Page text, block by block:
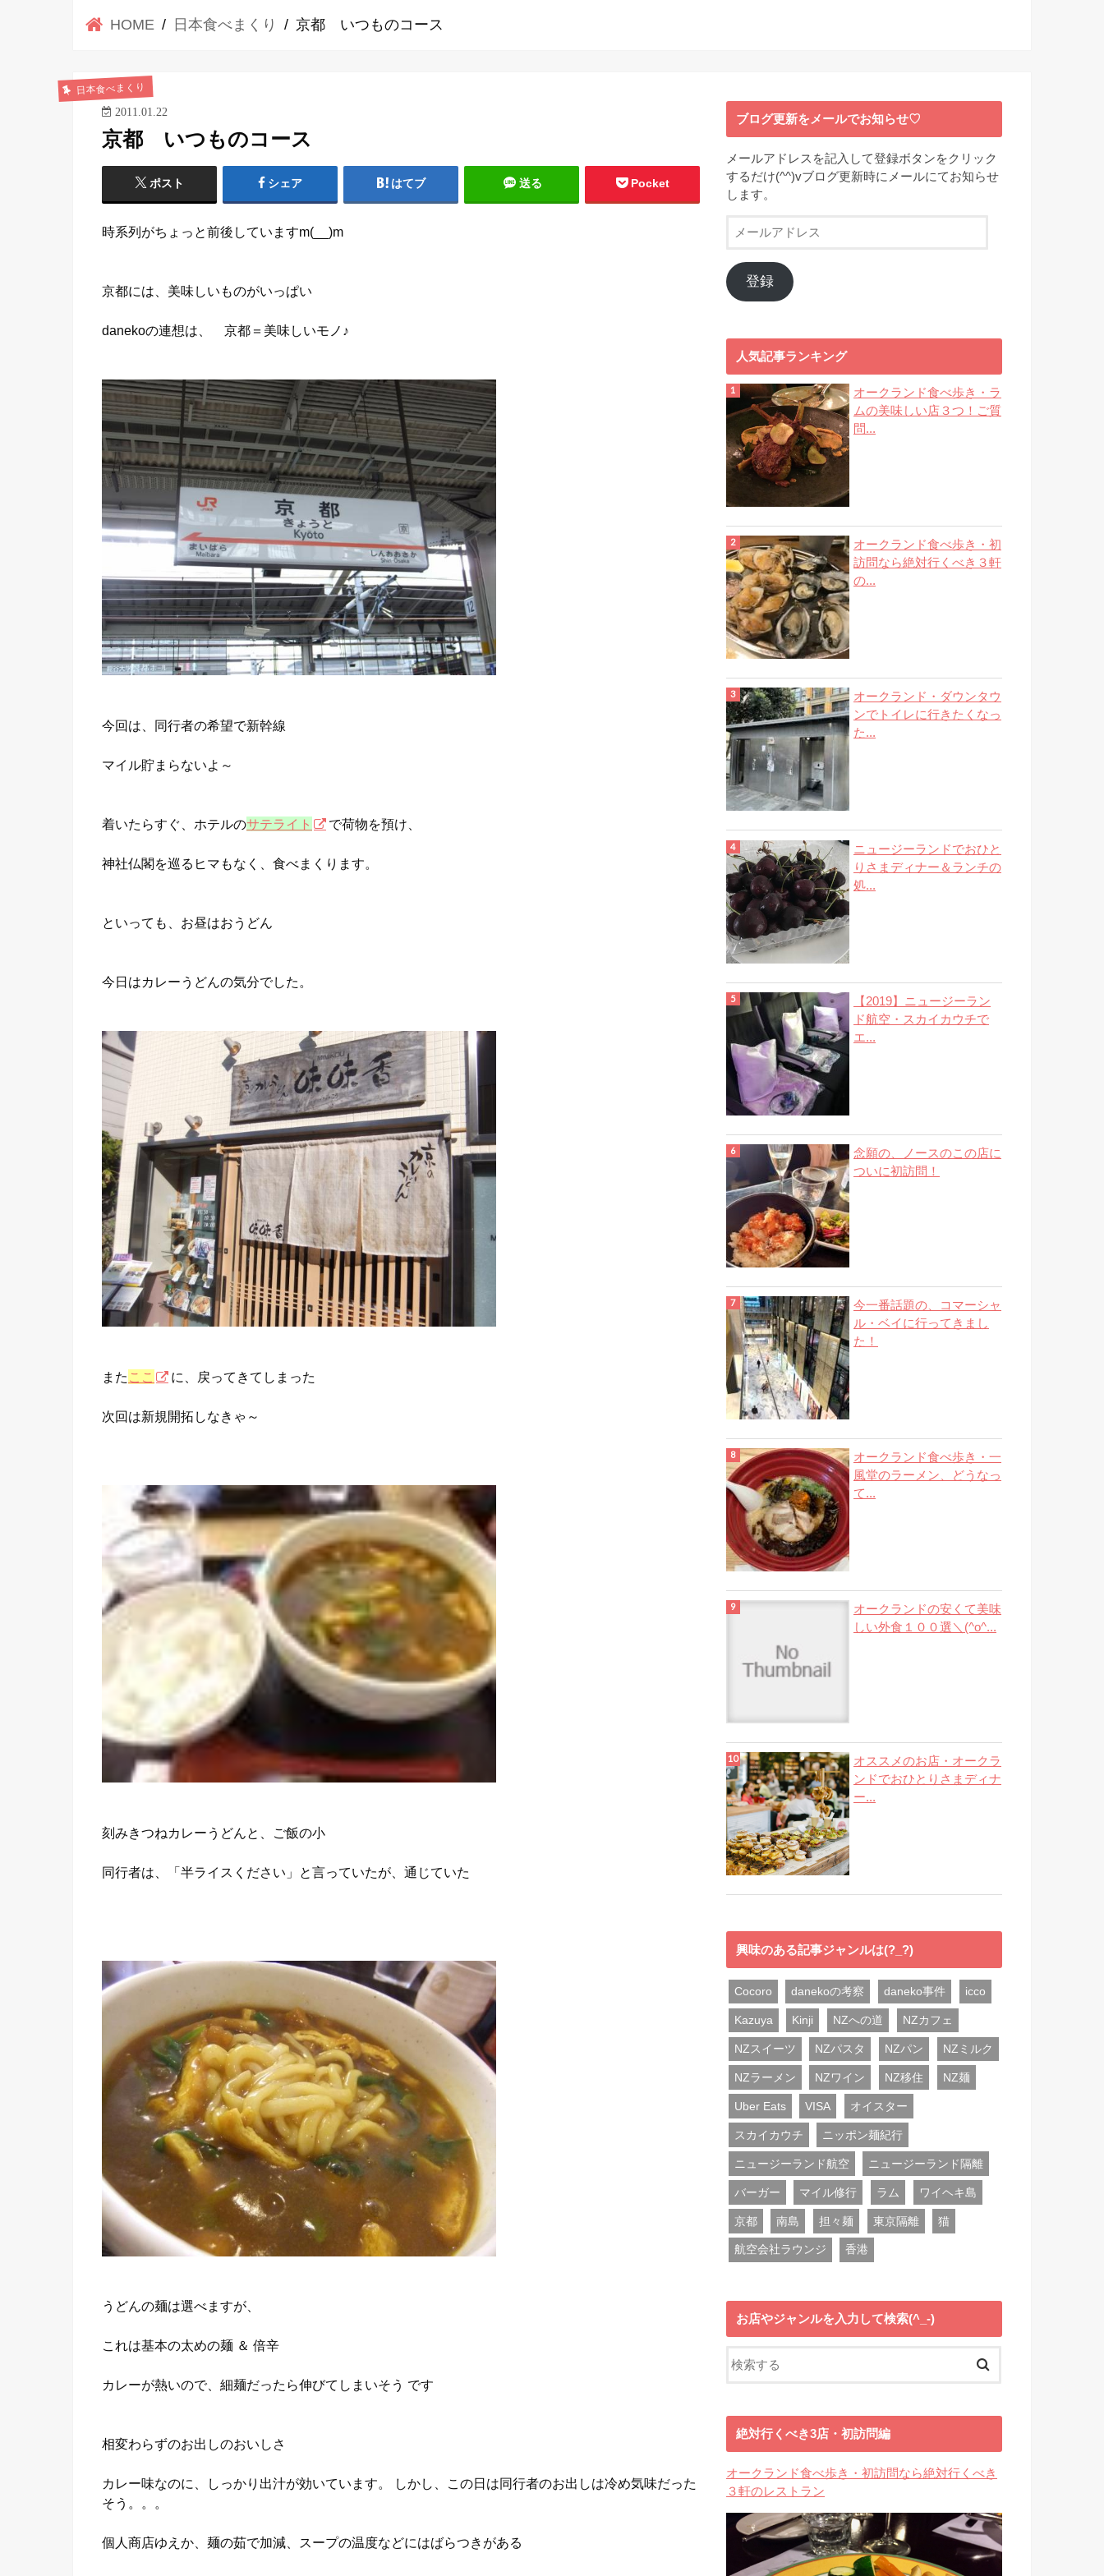
HOME 日本食べまくり 京都 いつものコース
日本食べまくり
2011.01.22
京都 いつものコース
ポスト シェア はてブ 送る Pocket
時系列がちょっと前後していますm(__)m
京都には、美味しいものがいっぱい
danekoの連想は、 京都＝美味しいモノ♪
今回は、同行者の希望で新幹線
マイル貯まらないよ～
着いたらすぐ、ホテルのサテライト で荷物を預け、
神社仏閣を巡るヒマもなく、食べまくります。
といっても、お昼はおうどん
今日はカレーうどんの気分でした。
また ここ に、戻ってきてしまった
次回は新規開拓しなきゃ～
刻みきつねカレーうどんと、ご飯の小
同行者は、「半ライスください」と言っていたが、通じていた
うどんの麺は選べますが、
これは基本の太めの麺 ＆ 倍辛
カレーが熱いので、細麺だったら伸びてしまいそう です
相変わらずのお出しのおいしさ
カレー味なのに、しっかり出汁が効いています。 しかし、この日は同行者のお出しは冷め気味だった
そう。。。
個人商店ゆえか、麺の茹で加減、スープの温度などにはばらつきがある
ブログ更新をメールでお知らせ♡
メールアドレスを記入して登録ボタンをクリック
するだけ(^^)vブログ更新時にメールにてお知らせ
します。
ー
ア
ド
登録
人気記事ランキング
オークランド食べ歩き・ラ
ムの美味しい店３つ！ご質
問...
オークランド食べ歩き・初
訪問なら絶対行くべき３軒
の...
オークランド・ダウンタウ
ンでトイレに行きたくなっ
た...
ニュージーランドでおひと
りさまディナー＆ランチの
処...
【2019】ニュージーラン
ド航空・スカイカウチで
エ...
念願の、ノースのこの店に
ついに初訪問！
今一番話題の、コマーシャ
ル・ベイに行ってきまし
た！
オークランド食べ歩き・一
風堂のラーメン、どうなっ
て...
オークランドの安くて美味
しい外食１００選＼(^o^...
オススメのお店・オークラ
ンドでおひとりさまディナ
ー...
興味のある記事ジャンルは(?_?)
Cocoro danekoの考察 daneko事件 icco
Kazuya Kinji NZへの道 NZカフェ
NZスイーツ NZパスタ NZパン NZミルク
NZラーメン NZワイン NZ移住 NZ麺
Uber Eats VISA オイスター
スカイカウチ ニッポン麺紀行
ニュージーランド航空 ニュージーランド隔離
バーガー マイル修行 ラム ワイヘキ島
京都 南島 担々麺 東京隔離 猫
航空会社ラウンジ 香港
お店やジャンルを入力して検索(^_-)
絶対行くべき3店・初訪問編
オークランド食べ歩き・初訪問なら絶対行くべき
３軒のレストラン